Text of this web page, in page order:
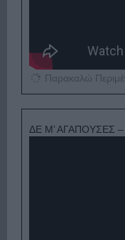
Παρακαλώ
ΔΕ Μ’ ΑΓΑΠΟΥΣΕΣ